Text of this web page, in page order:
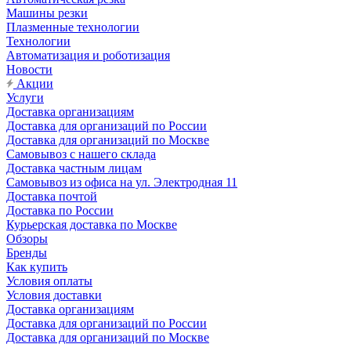
Машины резки
Плазменные технологии
Технологии
Автоматизация и роботизация
Новости
Акции
Услуги
Доставка организациям
Доставка для организаций по России
Доставка для организаций по Москве
Самовывоз с нашего склада
Доставка частным лицам
Самовывоз из офиса на ул. Электродная 11
Доставка почтой
Доставка по России
Курьерская доставка по Москве
Обзоры
Бренды
Как купить
Условия оплаты
Условия доставки
Доставка организациям
Доставка для организаций по России
Доставка для организаций по Москве